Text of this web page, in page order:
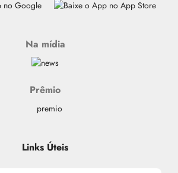
Na mídia
Prêmio
Links Úteis